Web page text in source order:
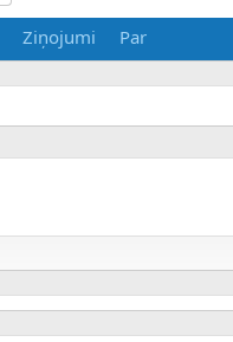
Ziņojumi Par